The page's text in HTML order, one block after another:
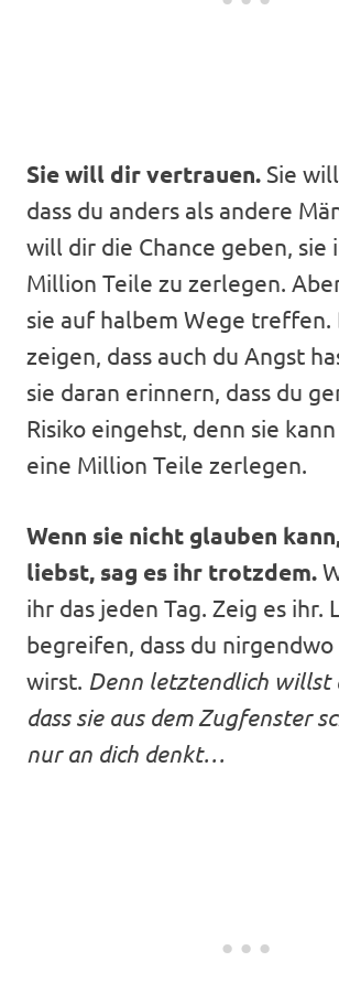
Sie will dir vertrauen. Sie
dass du anders als andere
will dir die Chance geben, sie
Million Teile zu zerlegen.
sie auf halbem Wege treffen.
zeigen, dass auch du Angst
sie daran erinnern, dass du
Risiko eingehst, denn sie
eine Million Teile zerlegen.
Wenn sie nicht glauben
liebst, sag es ihr trotzdem.
ihr das jeden Tag. Zeig es ihr.
begreifen, dass du
wirst. Denn letztendlich willst
dass sie aus dem Zugfenster
nur an dich denkt…